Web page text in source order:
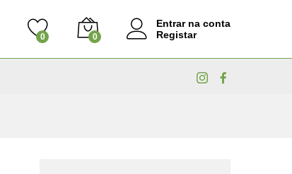
0 0
Entrar na conta
Registar